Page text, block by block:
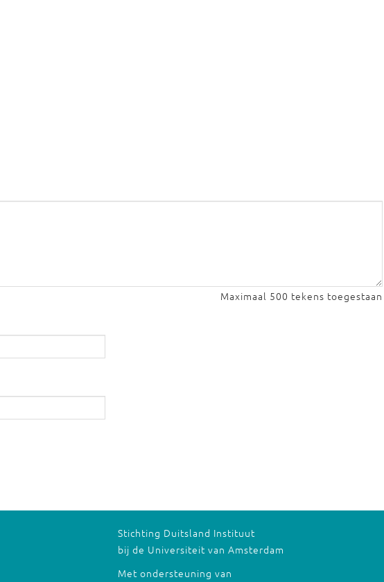
Maximaal 500 tekens toegestaan
Stichting Duitsland Instituut
bij de Universiteit van Amsterdam
Met ondersteuning van